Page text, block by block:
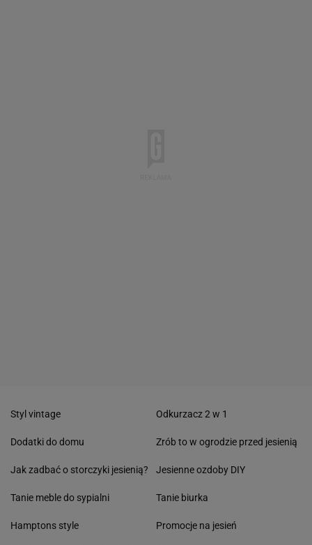
Styl vintage
Dodatki do domu
Jak zadbać o storczyki jesienią?
Tanie meble do sypialni
Hamptons style
Odkurzacz 2 w 1
Zrób to w ogrodzie przed jesienią
Jesienne ozdoby DIY
Tanie biurka
Promocje na jesień